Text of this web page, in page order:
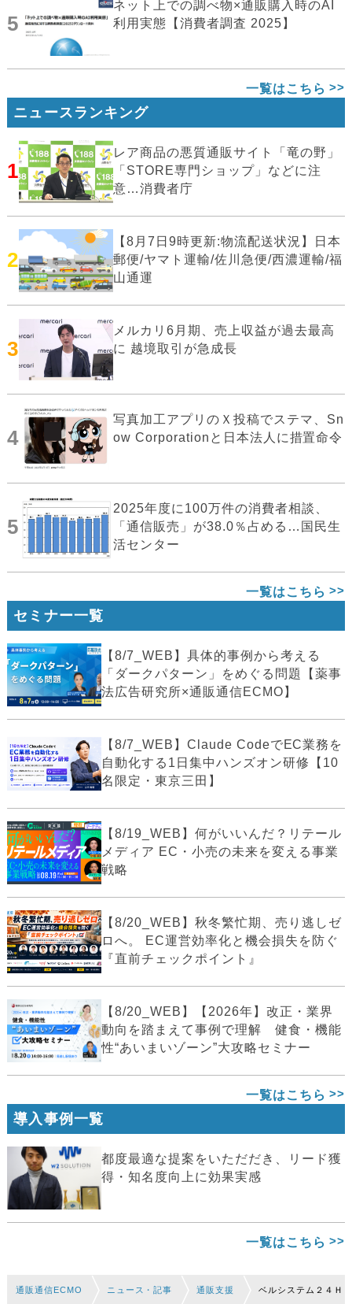
5
ネット上での調べ物×通販購入時のAI
利用実態【消費者調査 2025】
一覧はこちら
ニュースランキング
1
レア商品の悪質通販サイト「竜の野」
「STORE専門ショップ」などに注
意…消費者庁
2
【8月7日9時更新:物流配送状況】日本
郵便/ヤマト運輸/佐川急便/西濃運輸/福
山通運
3
メルカリ6月期、売上収益が過去最高
に 越境取引が急成長
4
写真加工アプリのＸ投稿でステマ、Sn
ow Corporationと日本法人に措置命令
5
2025年度に100万件の消費者相談、
「通信販売」が38.0％占める…国民生
活センター
一覧はこちら
セミナー一覧
【8/7_WEB】具体的事例から考える
「ダークパターン」をめぐる問題【薬事
法広告研究所×通販通信ECMO】
【8/7_WEB】Claude CodeでEC業務を
自動化する1日集中ハンズオン研修【10
名限定・東京三田】
【8/19_WEB】何がいいんだ？リテール
メディア EC・小売の未来を変える事業
戦略
【8/20_WEB】秋冬繁忙期、売り逃しゼ
ロへ。 EC運営効率化と機会損失を防ぐ
『直前チェックポイント』
【8/20_WEB】【2026年】改正・業界
動向を踏まえて事例で理解 健食・機能
性“あいまいゾーン”大攻略セミナー
一覧はこちら
導入事例一覧
都度最適な提案をいただだき、リード獲
得・知名度向上に効果実感
一覧はこちら
通販通信ECMO ニュース・記事 通販支援 ベルシステム２４Ｈ